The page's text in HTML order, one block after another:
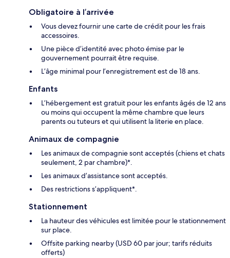
Obligatoire à l’arrivée
Vous devez fournir une carte de crédit pour les frais
accessoires.
Une pièce d’identité avec photo émise par le
gouvernement pourrait être requise.
L’âge minimal pour l’enregistrement est de 18 ans.
Enfants
L’hébergement est gratuit pour les enfants âgés de 12 ans
ou moins qui occupent la même chambre que leurs
parents ou tuteurs et qui utilisent la literie en place.
Animaux de compagnie
Les animaux de compagnie sont acceptés (chiens et chats
seulement, 2 par chambre)*.
Les animaux d’assistance sont acceptés.
Des restrictions s’appliquent*.
Stationnement
La hauteur des véhicules est limitée pour le stationnement
sur place.
Offsite parking nearby (USD 60 par jour; tarifs réduits
offerts)